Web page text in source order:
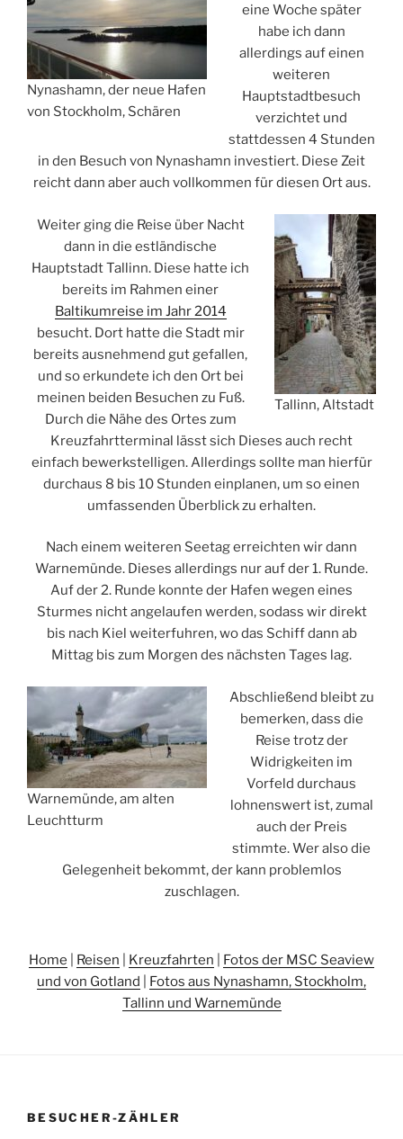
Nynashamn, der neue Hafen
von Stockholm, Schären
eine Woche später
habe ich dann
allerdings auf einen
weiteren
Hauptstadtbesuch
verzichtet und
stattdessen 4 Stunden
in den Besuch von Nynashamn investiert. Diese Zeit
reicht dann aber auch vollkommen für diesen Ort aus.
Tallinn, Altstadt
Weiter ging die Reise über Nacht
dann in die estländische
Hauptstadt Tallinn. Diese hatte ich
bereits im Rahmen einer
Baltikumreise im Jahr 2014
besucht. Dort hatte die Stadt mir
bereits ausnehmend gut gefallen,
und so erkundete ich den Ort bei
meinen beiden Besuchen zu Fuß.
Durch die Nähe des Ortes zum
Kreuzfahrtterminal lässt sich Dieses auch recht
einfach bewerkstelligen. Allerdings sollte man hierfür
durchaus 8 bis 10 Stunden einplanen, um so einen
umfassenden Überblick zu erhalten.
Nach einem weiteren Seetag erreichten wir dann
Warnemünde. Dieses allerdings nur auf der 1. Runde.
Auf der 2. Runde konnte der Hafen wegen eines
Sturmes nicht angelaufen werden, sodass wir direkt
bis nach Kiel weiterfuhren, wo das Schiff dann ab
Mittag bis zum Morgen des nächsten Tages lag.
Warnemünde, am alten
Leuchtturm
Abschließend bleibt zu
bemerken, dass die
Reise trotz der
Widrigkeiten im
Vorfeld durchaus
lohnenswert ist, zumal
auch der Preis
stimmte. Wer also die
Gelegenheit bekommt, der kann problemlos
zuschlagen.
Home Reisen Kreuzfahrten
Fotos der MSC Seaview
und von Gotland
Fotos aus Nynashamn, Stockholm,
Tallinn und Warnemünde
BESUCHER-ZÄHLER